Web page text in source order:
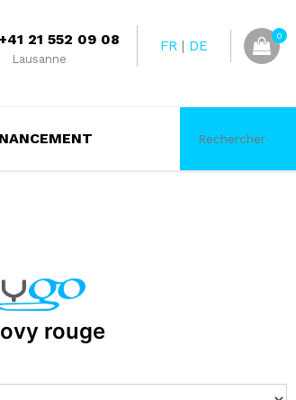
+41 21 552 09 08
Lausanne
FR DE
0
rouge